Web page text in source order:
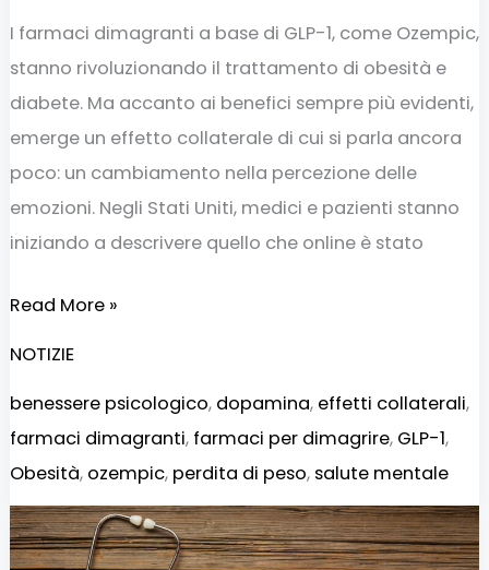
I farmaci dimagranti a base di GLP-1, come Ozempic,
stanno rivoluzionando il trattamento di obesità e
diabete. Ma accanto ai benefici sempre più evidenti,
emerge un effetto collaterale di cui si parla ancora
poco: un cambiamento nella percezione delle
emozioni. Negli Stati Uniti, medici e pazienti stanno
iniziando a descrivere quello che online è stato
Read More »
NOTIZIE
benessere psicologico, dopamina, effetti collaterali,
farmaci dimagranti, farmaci per dimagrire, GLP-1,
Obesità, ozempic, perdita di peso, salute mentale
Colesterolo:
nuove